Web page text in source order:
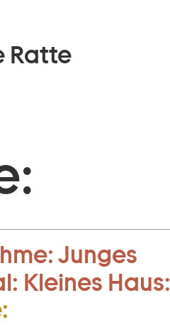
Ratte
Junges
Kleines Haus: